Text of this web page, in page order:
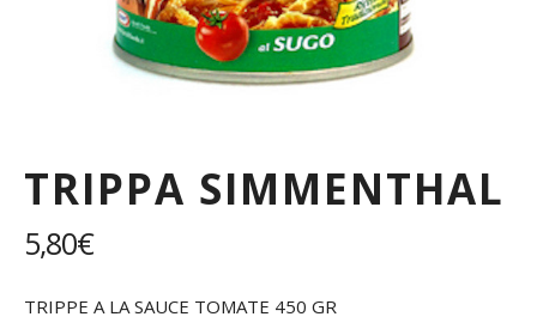
TRIPPA SIMMENTHAL
5,80€
TRIPPE A LA SAUCE TOMATE 450 GR